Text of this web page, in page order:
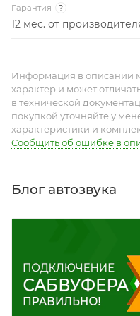
Гарантия ?
12 мес. от
Информация в описании
характер и может
в технической
покупкой уточняйте у
характеристики и
Сообщить об ошибке в
Блог автозвука